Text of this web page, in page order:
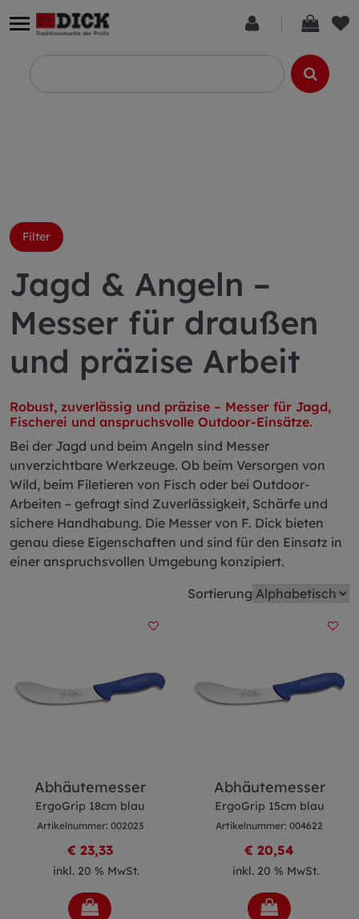
Filter
Jagd & Angeln –
Messer für draußen
und präzise Arbeit
Robust, zuverlässig und präzise – Messer für Jagd,
Fischerei und anspruchsvolle Outdoor-Einsätze.
Bei der Jagd und beim Angeln sind Messer
unverzichtbare Werkzeuge. Ob beim Versorgen von
Wild, beim Filetieren von Fisch oder bei Outdoor-
Arbeiten – gefragt sind Zuverlässigkeit, Schärfe und
sichere Handhabung. Die Messer von F. Dick bieten
genau diese Eigenschaften und sind für den Einsatz in
einer anspruchsvollen Umgebung konzipiert.
Sortierung
Abhäutemesser
ErgoGrip 18cm blau
Artikelnummer: 002023
€ 23,33
inkl. 20 % MwSt.
Abhäutemesser
ErgoGrip 15cm blau
Artikelnummer: 004622
€ 20,54
inkl. 20 % MwSt.